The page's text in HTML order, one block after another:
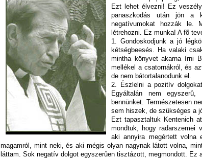
Ezt lehet élvezni! Ez
panaszkodás után jön a
negatívumokat hozzák le.
létrehozni. Ez munka! A fõ
1. Gondoskodjunk a jó
kétségbeesés. Ha valaki
mintha könyvet akarna írni
mellékel a csatornákról, és
de nem bátortalanodunk el.
2. Észlelni a pozitív
Egyáltalán nem
bennünket. Természetesen
sem hiszek, de szükséges a
Ezt tapasztaltuk Kentenich
mondtuk, hogy radarszemei
aki annyira megértett volna
magamról, mint neki, és aki mégis olyan nagynak látott volna,
láttam. Sok negatív dolgot egyszerûen tisztázott, megmondott.